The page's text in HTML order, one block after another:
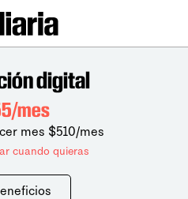
digital
mes
mes $510/mes
cuando quieras